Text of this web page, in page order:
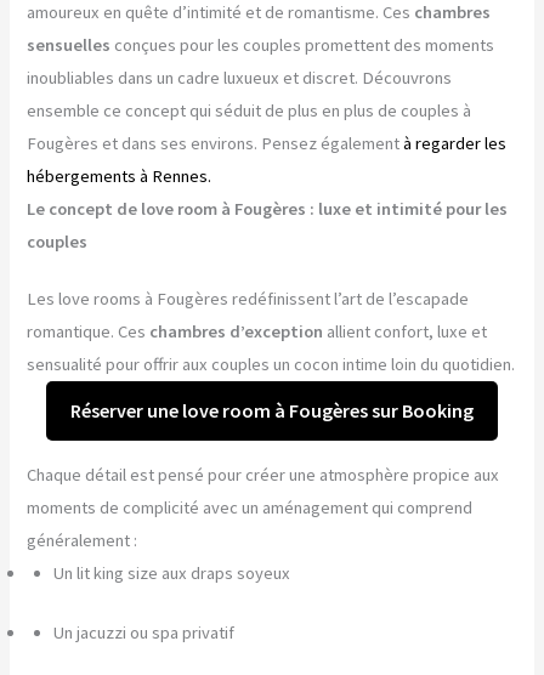
amoureux en quête d’intimité et de romantisme. Ces chambres
sensuelles conçues pour les couples promettent des moments
inoubliables dans un cadre luxueux et discret. Découvrons
ensemble ce concept qui séduit de plus en plus de couples à
Fougères et dans ses environs. Pensez égalementà regarder les
hébergements à Rennes.
Le concept de love room à Fougères : luxe et intimité pour les
couples
Les love rooms à Fougères redéfinissent l’art de l’escapade
romantique. Ces chambres d’exception allient confort, luxe et
sensualité pour offrir aux couples un cocon intime loin du quotidien.
Réserver une love room à Fougères sur Booking
Chaque détail est pensé pour créer une atmosphère propice aux
moments de complicité avec un aménagement qui comprend
généralement :
Un lit king size aux draps soyeux
Un jacuzzi ou spa privatif